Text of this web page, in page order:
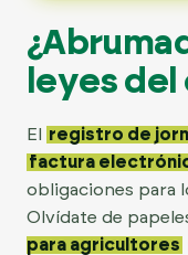
leyes del
El registro de
factura
obligaciones para
Olvídate de
para agricultores